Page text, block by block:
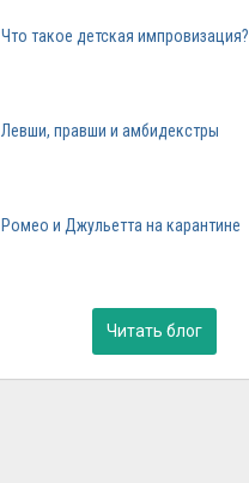
Что такое детская импровизация?
Левши, правши и амбидекстры
Ромео и Джульетта на карантине
Читать блог